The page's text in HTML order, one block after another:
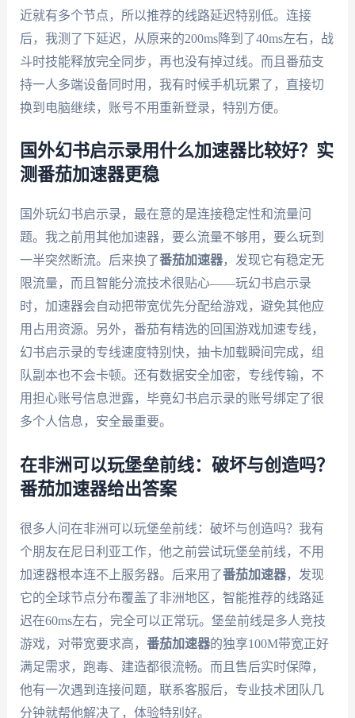
近就有多个节点，所以推荐的线路延迟特别低。连接
后，我测了下延迟，从原来的200ms降到了40ms左右，战
斗时技能释放完全同步，再也没有掉过线。而且番茄支
持一人多端设备同时用，我有时候手机玩累了，直接切
换到电脑继续，账号不用重新登录，特别方便。
国外幻书启示录用什么加速器比较好？实
测番茄加速器更稳
国外玩幻书启示录，最在意的是连接稳定性和流量问
题。我之前用其他加速器，要么流量不够用，要么玩到
一半突然断流。后来换了番茄加速器，发现它有稳定无
限流量，而且智能分流技术很贴心——玩幻书启示录
时，加速器会自动把带宽优先分配给游戏，避免其他应
用占用资源。另外，番茄有精选的回国游戏加速专线，
幻书启示录的专线速度特别快，抽卡加载瞬间完成，组
队副本也不会卡顿。还有数据安全加密，专线传输，不
用担心账号信息泄露，毕竟幻书启示录的账号绑定了很
多个人信息，安全最重要。
在非洲可以玩堡垒前线：破坏与创造吗？
番茄加速器给出答案
很多人问在非洲可以玩堡垒前线：破坏与创造吗？我有
个朋友在尼日利亚工作，他之前尝试玩堡垒前线，不用
加速器根本连不上服务器。后来用了番茄加速器，发现
它的全球节点分布覆盖了非洲地区，智能推荐的线路延
迟在60ms左右，完全可以正常玩。堡垒前线是多人竞技
游戏，对带宽要求高， 番茄加速器的独享100M带宽正好
满足需求，跑毒、建造都很流畅。而且售后实时保障，
他有一次遇到连接问题，联系客服后，专业技术团队几
分钟就帮他解决了，体验特别好。